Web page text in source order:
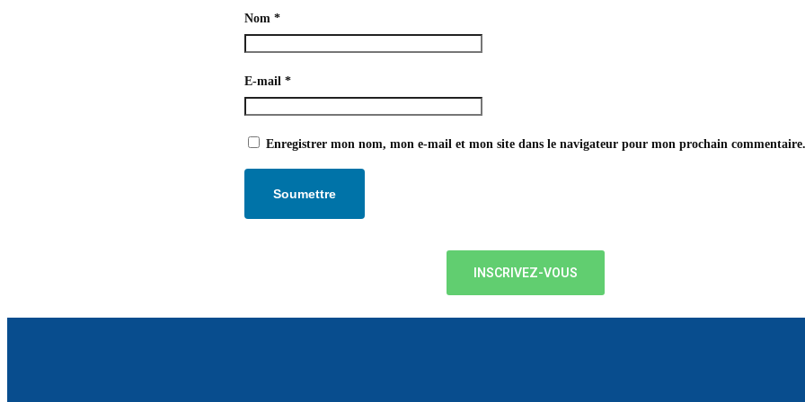
Nom *
E-mail *
Enregistrer mon nom, mon e-mail et mon site dans le navigateur pour mon prochain commentaire.
INSCRIVEZ-VOUS